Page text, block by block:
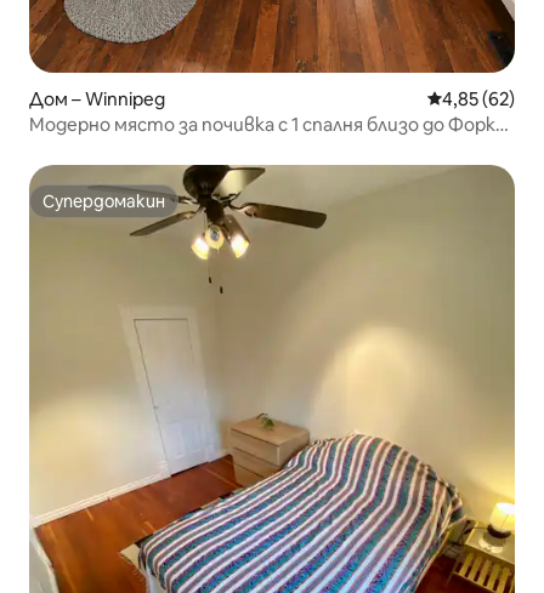
Дом – Winnipeg Средна
4,85 (62)
Модерно място за почивка с 1 спалня близо до Форкс
Супердомакин
Супердомакин